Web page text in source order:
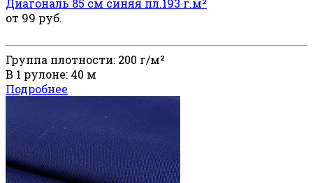
Диагональ 85 см синяя пл.193 г.м²
от 99 руб.
Группа плотности: 200 г/м²
В 1 рулоне: 40 м
Подробнее